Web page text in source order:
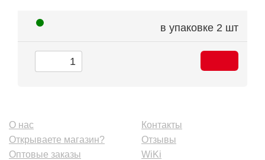
в упаковке 2 шт
О нас
Открываете магазин?
Оптовые заказы
Контакты
Отзывы
WiKi